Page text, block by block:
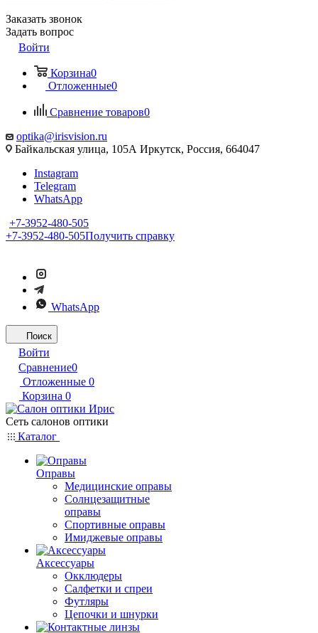
Заказать звонок
Задать вопрос
Войти
Корзина0
Отложенные0
Сравнение товаров0
optika@irisvision.ru
Байкальская улица, 105А Иркутск, Россия, 664047
Instagram
Telegram
WhatsApp
+7-3952-480-505
+7-3952-480-505Получить справку
WhatsApp
Поиск
Войти
Сравнение0
Отложенные 0
Корзина 0
Сеть салонов оптики
Каталог
Оправы
Медицинские оправы
Солнцезащитные
оправы
Спортивные оправы
Имиджевые оправы
Аксессуары
Окклюдеры
Салфетки и спреи
Футляры
Цепочки и шнурки